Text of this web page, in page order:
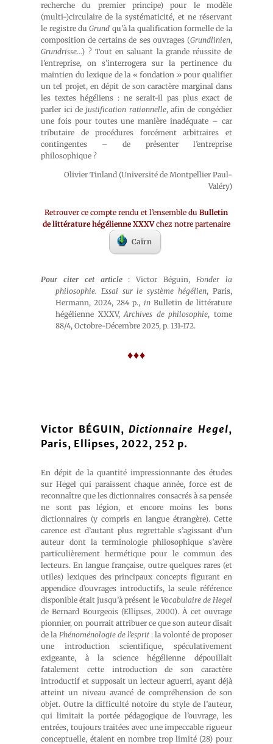
recherche du premier principe) pour le modèle
(multi-)circulaire de la systématicité, et ne réservant
le registre duGrund qu’à la qualification formelle de la
composition de certains de ses ouvrages (Grundlinien,
Grundrisse…) ? Tout en saluant la grande réussite de
l’entreprise, on s’interrogera sur la pertinence du
maintien du lexique de la « fondation » pour qualifier
un tel projet, en dépit de son caractère marginal dans
les textes hégéliens : ne serait-il pas plus exact de
parler ici de justification rationnelle, afin de congédier
une fois pour toutes une manière inadéquate – car
tributaire de procédures forcément arbitraires et
contingentes – de présenter l’entreprise
philosophique ?
Olivier Tinland (Université de Montpellier Paul-
Valéry)
Retrouver ce compte rendu et l’ensemble duBulletin
de littérature hégélienne XXXVchez notre partenaire
Cairn
Pour citer cet article: Victor Béguin, Fonder la
philosophie. Essai sur le système hégélien, Paris,
Hermann, 2024, 284 p., inBulletin de littérature
hégélienne XXXV,Archives de philosophie, tome
88/4, Octobre-Décembre 2025, p. 131-172.
♦♦♦
Victor BÉGUIN,Dictionnaire Hegel,
Paris, Ellipses, 2022, 252 p.
En dépit de la quantité impressionnante des études
sur Hegel qui paraissent chaque année, force est de
reconnaître que les dictionnaires consacrés à sa pensée
ne sont pas légion, et encore moins les bons
dictionnaires (y compris en langue étrangère). Cette
carence est d’autant plus regrettable s’agissant d’un
auteur dont la terminologie philosophique s’avère
particulièrement hermétique pour le commun des
lecteurs. En langue française, outre quelques rares (et
utiles) lexiques des principaux concepts figurant en
appendice d’ouvrages introductifs, la seule référence
disponible était jusqu’à présent le Vocabulaire de Hegel
de Bernard Bourgeois (Ellipses, 2000). À cet ouvrage
pionnier, on pourrait attribuer ce que son auteur disait
de la Phénoménologie de l’esprit: la volonté de proposer
une introduction scientifique, spéculativement
exigeante, à la science hégélienne dépouillait
fatalement cette introduction de son caractère
introductif et supposait un lecteur aguerri, ayant déjà
atteint un niveau avancé de compréhension de son
objet. Outre la difficulté notoire du style de l’auteur,
qui limitait la portée pédagogique de l’ouvrage, les
entrées, toujours traitées avec une impeccable rigueur
conceptuelle, étaient en nombre trop limité (28) pour